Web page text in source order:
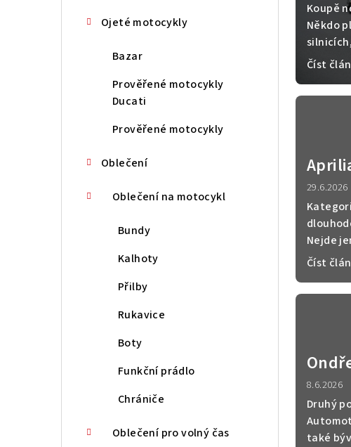
Ojeté motocykly
Bazar
Prověřené motocykly
Ducati
Prověřené motocykly
Oblečení
Oblečení na motocykl
Bundy
Kalhoty
Přilby
Rukavice
Boty
Funkční prádlo
Chrániče
Oblečení pro volný čas
á
n
Koupě
Někdo
Číst
RS,
29.6.2026
Nejde
Číst
8.6.2026
Druhý
také